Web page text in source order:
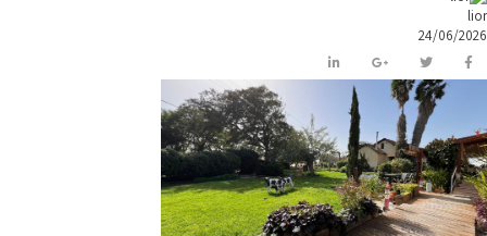
lior
24/06/2026